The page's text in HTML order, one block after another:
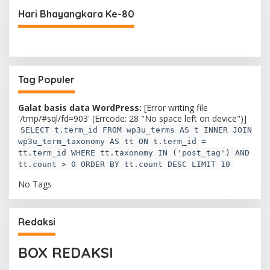
g
o
r
Hari Bhayangkara Ke-80
Tag Populer
Galat basis data WordPress: [Error writing file
'/tmp/#sql/fd=903' (Errcode: 28 "No space left on device")]
SELECT t.term_id FROM wp3u_terms AS t INNER JOIN
wp3u_term_taxonomy AS tt ON t.term_id =
tt.term_id WHERE tt.taxonomy IN ('post_tag') AND
tt.count > 0 ORDER BY tt.count DESC LIMIT 10
No Tags
Redaksi
BOX REDAKSI